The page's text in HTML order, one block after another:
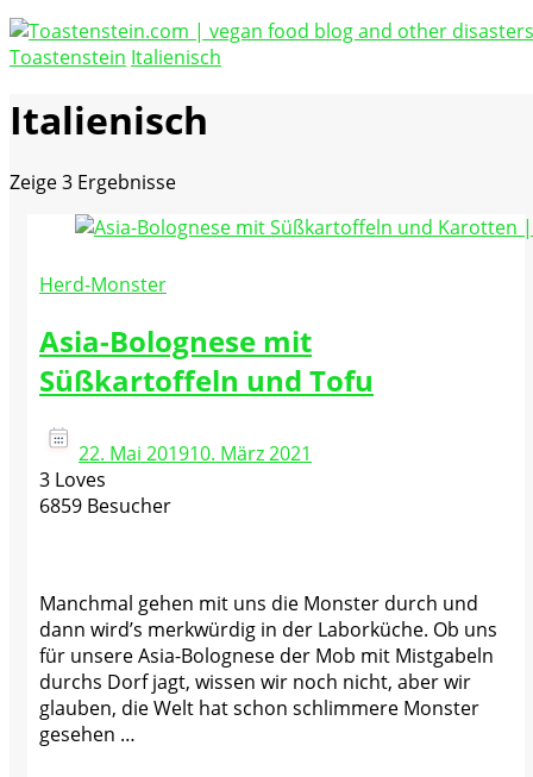
Toastenstein.com
Toastenstein Italienisch
Italienisch
Zeige3 Ergebnisse
Herd-Monster
Asia-Bolognese mit
Süßkartoffeln und Tofu
22. Mai 201910. März 2021
3 Loves
6859 Besucher
Manchmal gehen mit uns die Monster durch und
dann wird’s merkwürdig in der Laborküche. Ob uns
für unsere Asia-Bolognese der Mob mit Mistgabeln
durchs Dorf jagt, wissen wir noch nicht, aber wir
glauben, die Welt hat schon schlimmere Monster
gesehen …